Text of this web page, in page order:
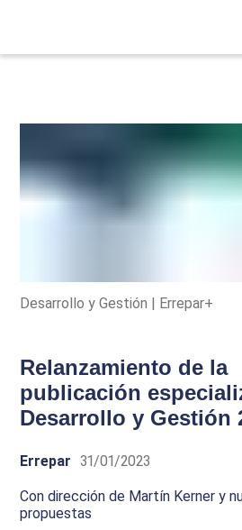
Desarrollo y Gestión | Errepar+
Relanzamiento de la
publicación
Desarrollo y Gestión
Errepar 31/01/2023
Con dirección de Martín Kerner y
propuestas